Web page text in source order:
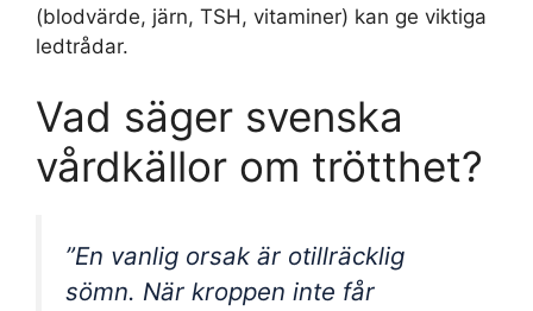
(blodvärde, järn, TSH, vitaminer) kan ge viktiga
ledtrådar.
Vad säger svenska
vårdkällor om trötthet?
”En vanlig orsak är otillräcklig
sömn. När kroppen inte får